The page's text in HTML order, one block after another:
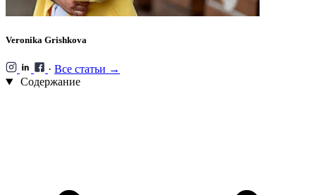
Veronika Grishkova
· Все статьи →
Содержание